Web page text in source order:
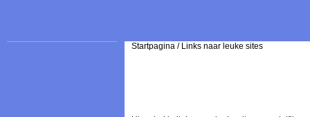
Startpagina / Links naar leuke sites